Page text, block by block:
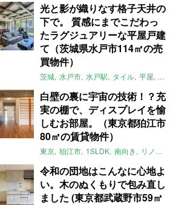
光と影が織りなす格子天井の
下で。 質感にまでこだわっ
たラグジュアリーな平屋戸建
て（茨城県水戸市114㎡の売
買物件）
茨城 水戸市 水戸駅 タイル 平屋 一軒家
白壁の裏に宇宙の技術！？充
実の棚で、ディスプレイを愉
しむお部屋。（東京都狛江市
80㎡の賃貸物件）
東京 狛江市 1SLDK 南向き リノベ
令和の団地はこんなに心地よ
い。木のぬくもりで包み直し
ました (東京都武蔵野市59㎡